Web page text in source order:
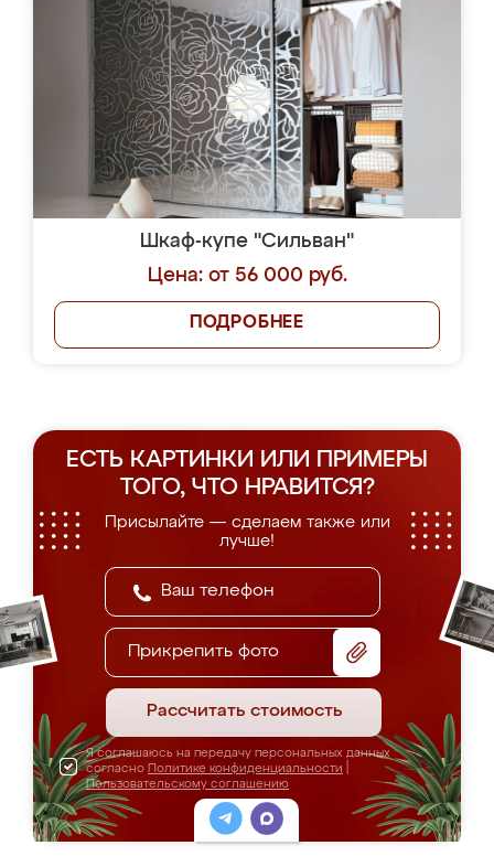
Шкаф-купе "Сильван"
Цена: от 56 000 руб.
ПОДРОБНЕЕ
ЕСТЬ КАРТИНКИ ИЛИ ПРИМЕРЫ
ТОГО, ЧТО НРАВИТСЯ?
Присылайте — сделаем также или
лучше!
Прикрепить фото
Рассчитать стоимость
Я соглашаюсь на передачу персональных данных
согласно Политике конфиденциальности
Пользовательскому соглашению